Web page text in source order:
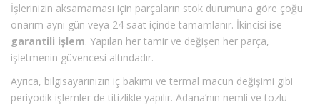
İşlerinizin aksamaması için parçaların stok durumuna göre çoğu
onarım aynı gün veya 24 saat içinde tamamlanır. İkincisi ise
garantili işlem. Yapılan her tamir ve değişen her parça,
işletmenin güvencesi altındadır.
Ayrıca, bilgisayarınızın iç bakımı ve termal macun değişimi gibi
periyodik işlemler de titizlikle yapılır. Adana’nın nemli ve tozlu